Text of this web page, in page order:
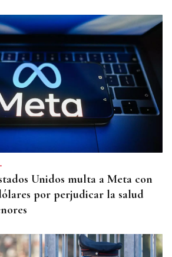
siglo creciendo junto a
Cola
Unidos multa a Meta con
por perjudicar la salud